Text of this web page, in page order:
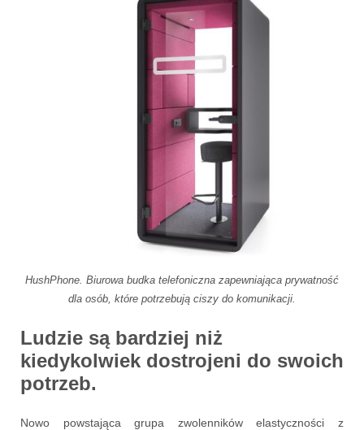
HushPhone. Biurowa budka telefoniczna zapewniająca prywatność
dla osób, które potrzebują ciszy do komunikacji.
Ludzie są bardziej niż
kiedykolwiek dostrojeni do swoich
potrzeb.
Nowo powstająca grupa zwolenników elastyczności z